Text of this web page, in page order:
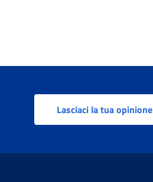
Lasciaci la tua opinione